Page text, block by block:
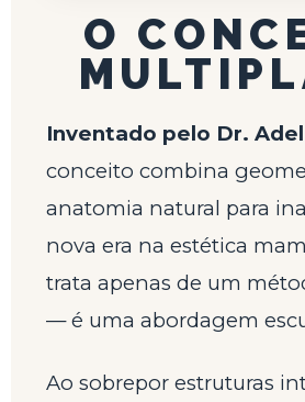
O
Inventado pelo Dr.
conceito combina
anatomia natural para
nova era na estética
trata apenas de um
— é uma abordagem
Ao sobrepor estruturas